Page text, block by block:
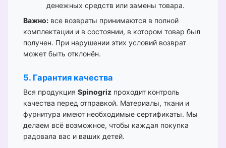
денежных средств или замены товара.
Важно: все возвраты принимаются в полной
комплектации и в состоянии, в котором товар был
получен. При нарушении этих условий возврат
может быть отклонён.
5. Гарантия качества
Вся продукция Spinogriz проходит контроль
качества перед отправкой. Материалы, ткани и
фурнитура имеют необходимые сертификаты. Мы
делаем всё возможное, чтобы каждая покупка
радовала вас и ваших детей.